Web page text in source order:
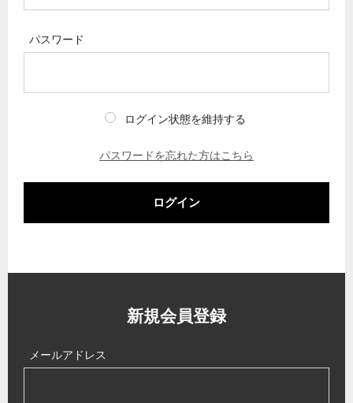
パスワード
ログイン状態を維持する
パスワードを忘れた方はこちら
ログイン
新規会員登録
メールアドレス